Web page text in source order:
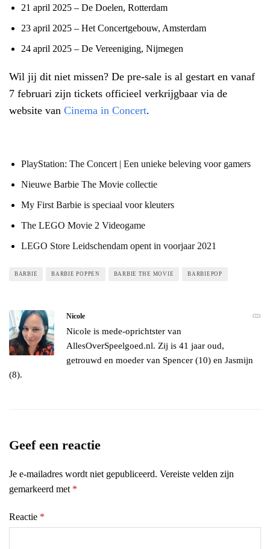
21 april 2025 – De Doelen, Rotterdam
23 april 2025 – Het Concertgebouw, Amsterdam
24 april 2025 – De Vereeniging, Nijmegen
Wil jij dit niet missen? De pre-sale is al gestart en vanaf
7 februari zijn tickets officieel verkrijgbaar via de
website van Cinema in Concert.
PlayStation: The Concert | Een unieke beleving voor gamers
Nieuwe Barbie The Movie collectie
My First Barbie is speciaal voor kleuters
The LEGO Movie 2 Videogame
LEGO Store Leidschendam opent in voorjaar 2021
BARBIE BARBIE POPPEN BARBIE THE MOVIE BARBIEPOP
Nicole
Nicole is mede-oprichtster van
AllesOverSpeelgoed.nl. Zij is 41 jaar oud,
getrouwd en moeder van Spencer (10) en Jasmijn
(8).
Geef een reactie
Je e-mailadres wordt niet gepubliceerd. Vereiste velden zijn
gemarkeerd met *
Reactie *